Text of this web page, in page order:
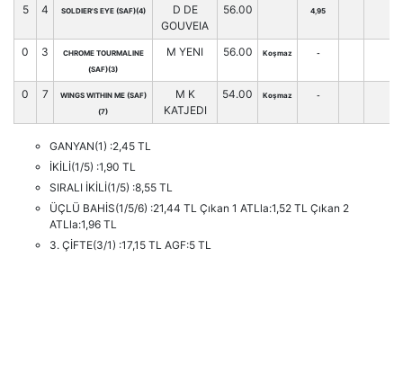
5 4 SOLDIER'S EYE (SAF)(4)
D DE
GOUVEIA
56.00 4,95
0 3
CHROME TOURMALINE
(SAF)(3)
M YENI 56.00 Koşmaz -
0 7
WINGS WITHIN ME (SAF)
(7)
M K
KATJEDI
54.00 Koşmaz -
GANYAN(1) :2,45 TL
İKİLİ(1/5) :1,90 TL
SIRALI İKİLİ(1/5) :8,55 TL
ÜÇLÜ BAHİS(1/5/6) :21,44 TL Çıkan 1 ATLla:1,52 TL Çıkan 2
ATLla:1,96 TL
3. ÇİFTE(3/1) :17,15 TL AGF:5 TL